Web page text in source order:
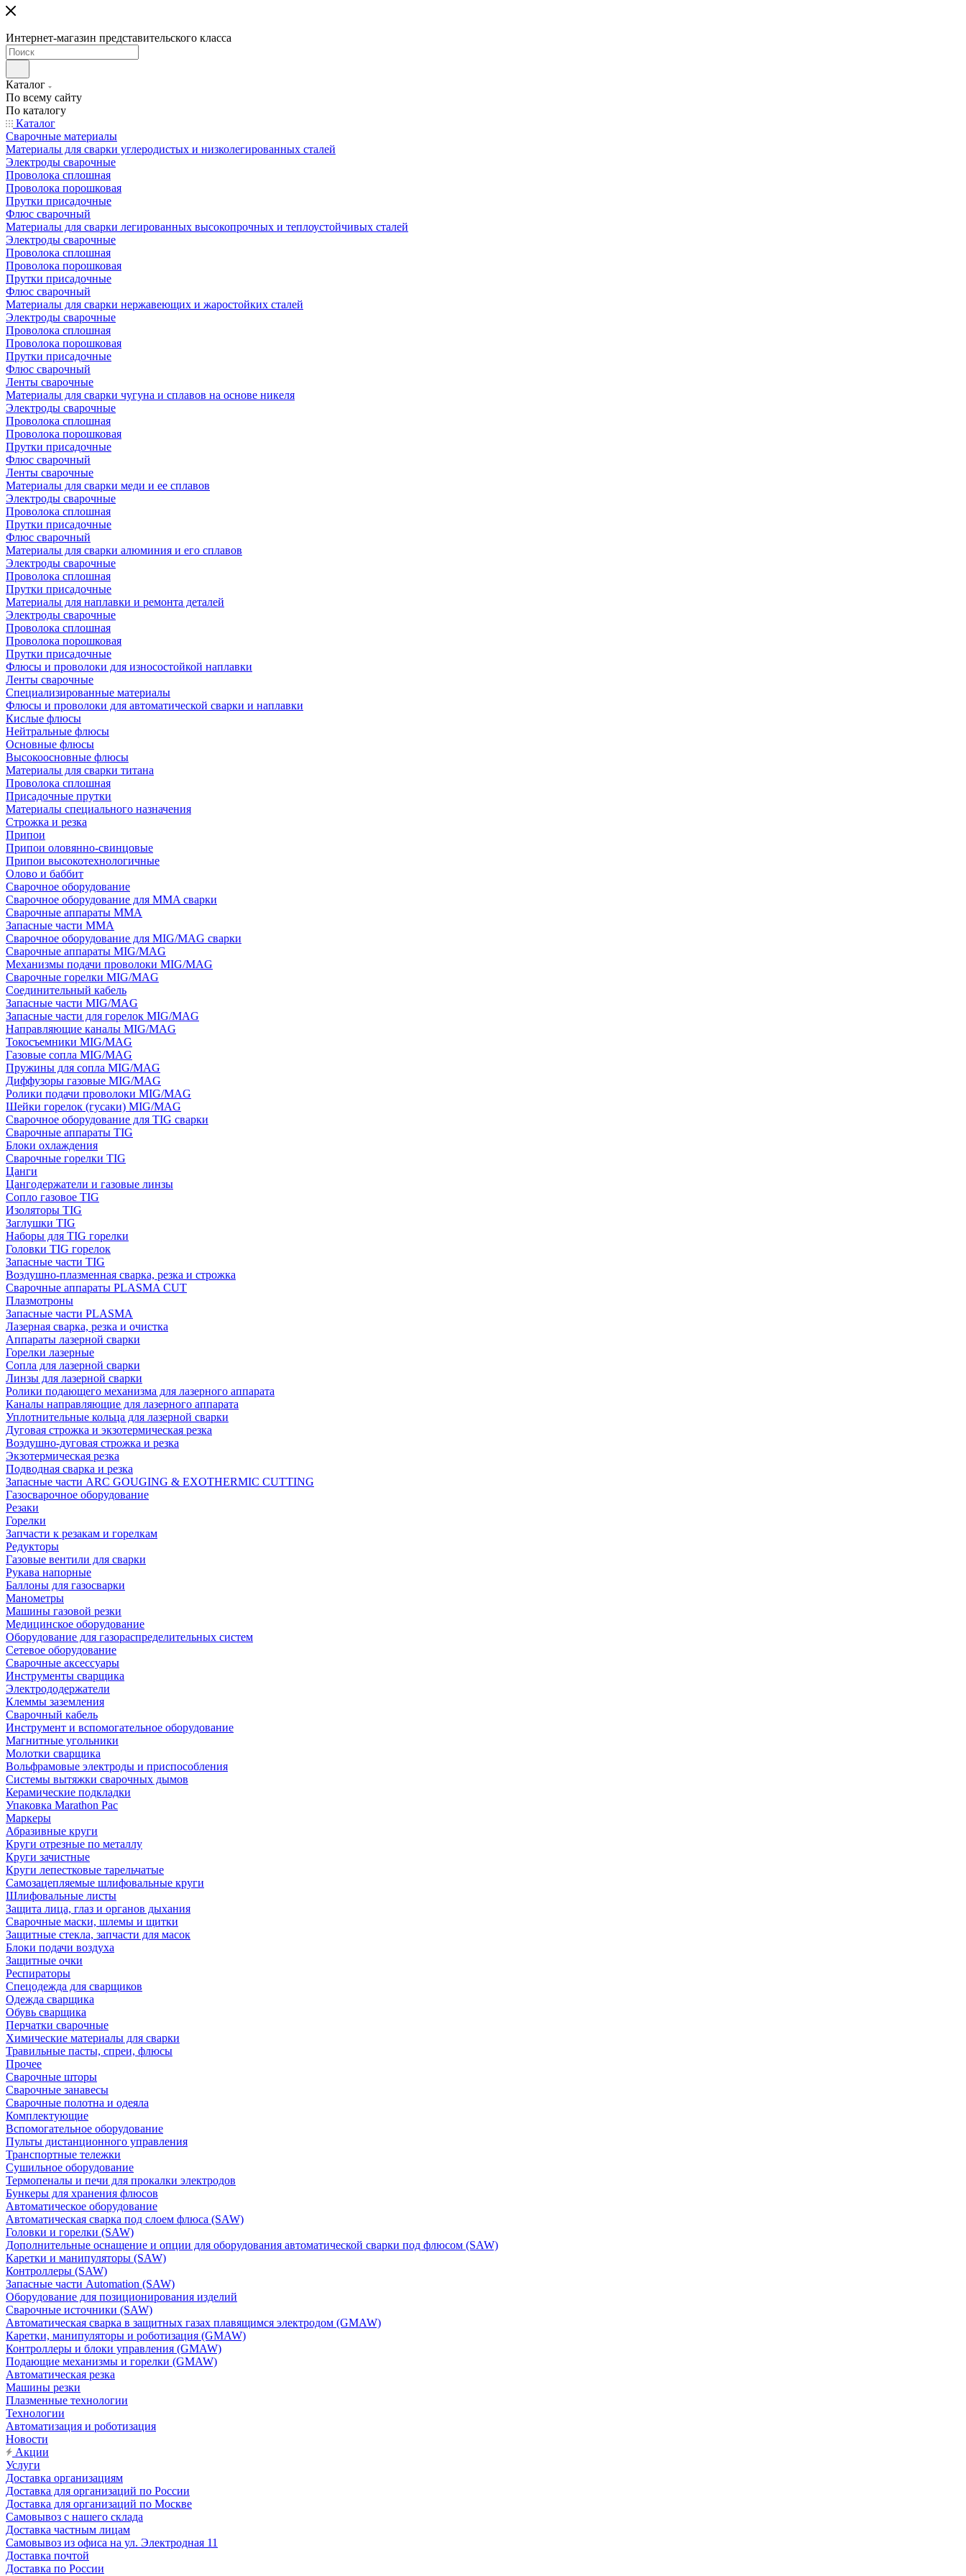
Интернет-магазин представительского класса
Каталог
По всему сайту
По каталогу
Каталог
Сварочные материалы
Материалы для сварки углеродистых и низколегированных сталей
Электроды сварочные
Проволока сплошная
Проволока порошковая
Прутки присадочные
Флюс сварочный
Материалы для сварки легированных высокопрочных и теплоустойчивых сталей
Электроды сварочные
Проволока сплошная
Проволока порошковая
Прутки присадочные
Флюс сварочный
Материалы для сварки нержавеющих и жаростойких сталей
Электроды сварочные
Проволока сплошная
Проволока порошковая
Прутки присадочные
Флюс сварочный
Ленты сварочные
Материалы для сварки чугуна и сплавов на основе никеля
Электроды сварочные
Проволока сплошная
Проволока порошковая
Прутки присадочные
Флюс сварочный
Ленты сварочные
Материалы для сварки меди и ее сплавов
Электроды сварочные
Проволока сплошная
Прутки присадочные
Флюс сварочный
Материалы для сварки алюминия и его сплавов
Электроды сварочные
Проволока сплошная
Прутки присадочные
Материалы для наплавки и ремонта деталей
Электроды сварочные
Проволока сплошная
Проволока порошковая
Прутки присадочные
Флюсы и проволоки для износостойкой наплавки
Ленты сварочные
Специализированные материалы
Флюсы и проволоки для автоматической сварки и наплавки
Кислые флюсы
Нейтральные флюсы
Основные флюсы
Высокоосновные флюсы
Материалы для сварки титана
Проволока сплошная
Присадочные прутки
Материалы специального назначения
Строжка и резка
Припои
Припои оловянно-свинцовые
Припои высокотехнологичные
Олово и баббит
Сварочное оборудование
Сварочное оборудование для MMA сварки
Сварочные аппараты MMA
Запасные части MMA
Сварочное оборудование для MIG/MAG сварки
Сварочные аппараты MIG/MAG
Механизмы подачи проволоки MIG/MAG
Сварочные горелки MIG/MAG
Соединительный кабель
Запасные части MIG/MAG
Запасные части для горелок MIG/MAG
Направляющие каналы MIG/MAG
Токосъемники MIG/MAG
Газовые сопла MIG/MAG
Пружины для сопла MIG/MAG
Диффузоры газовые MIG/MAG
Ролики подачи проволоки MIG/MAG
Шейки горелок (гусаки) MIG/MAG
Сварочное оборудование для TIG сварки
Сварочные аппараты TIG
Блоки охлаждения
Сварочные горелки TIG
Цанги
Цангодержатели и газовые линзы
Сопло газовое TIG
Изоляторы TIG
Заглушки TIG
Наборы для TIG горелки
Головки TIG горелок
Запасные части TIG
Воздушно-плазменная сварка, резка и строжка
Сварочные аппараты PLASMA CUT
Плазмотроны
Запасные части PLASMA
Лазерная сварка, резка и очистка
Аппараты лазерной сварки
Горелки лазерные
Сопла для лазерной сварки
Линзы для лазерной сварки
Ролики подающего механизма для лазерного аппарата
Каналы направляющие для лазерного аппарата
Уплотнительные кольца для лазерной сварки
Дуговая строжка и экзотермическая резка
Воздушно-дуговая строжка и резка
Экзотермическая резка
Подводная сварка и резка
Запасные части ARC GOUGING & EXOTHERMIC CUTTING
Газосварочное оборудование
Резаки
Горелки
Запчасти к резакам и горелкам
Редукторы
Газовые вентили для сварки
Рукава напорные
Баллоны для газосварки
Манометры
Машины газовой резки
Медицинское оборудование
Оборудование для газораспределительных систем
Сетевое оборудование
Сварочные аксессуары
Инструменты сварщика
Электрододержатели
Клеммы заземления
Сварочный кабель
Инструмент и вспомогательное оборудование
Магнитные угольники
Молотки сварщика
Вольфрамовые электроды и приспособления
Системы вытяжки сварочных дымов
Керамические подкладки
Упаковка Marathon Pac
Маркеры
Абразивные круги
Круги отрезные по металлу
Круги зачистные
Круги лепестковые тарельчатые
Самозацепляемые шлифовальные круги
Шлифовальные листы
Защита лица, глаз и органов дыхания
Сварочные маски, шлемы и щитки
Защитные стекла, запчасти для масок
Блоки подачи воздуха
Защитные очки
Респираторы
Спецодежда для сварщиков
Одежда сварщика
Обувь сварщика
Перчатки сварочные
Химические материалы для сварки
Травильные пасты, спреи, флюсы
Прочее
Сварочные шторы
Сварочные занавесы
Сварочные полотна и одеяла
Комплектующие
Вспомогательное оборудование
Пульты дистанционного управления
Транспортные тележки
Сушильное оборудование
Термопеналы и печи для прокалки электродов
Бункеры для хранения флюсов
Автоматическое оборудование
Автоматическая сварка под слоем флюса (SAW)
Головки и горелки (SAW)
Дополнительные оснащение и опции для оборудования автоматической сварки под флюсом (SAW)
Каретки и манипуляторы (SAW)
Контроллеры (SAW)
Запасные части Automation (SAW)
Оборудование для позиционирования изделий
Сварочные источники (SAW)
Автоматическая сварка в защитных газах плавящимся электродом (GMAW)
Каретки, манипуляторы и роботизация (GMAW)
Контроллеры и блоки управления (GMAW)
Подающие механизмы и горелки (GMAW)
Автоматическая резка
Машины резки
Плазменные технологии
Технологии
Автоматизация и роботизация
Новости
Акции
Услуги
Доставка организациям
Доставка для организаций по России
Доставка для организаций по Москве
Самовывоз с нашего склада
Доставка частным лицам
Самовывоз из офиса на ул. Электродная 11
Доставка почтой
Доставка по России